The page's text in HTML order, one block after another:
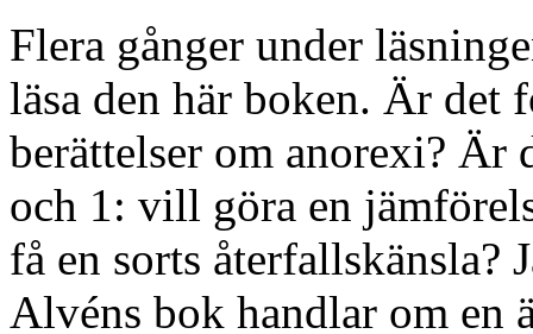
Flera gånger under
läsa den här boken. Är det
berättelser om anorexi?
och 1: vill göra en
få en sorts återfallskänsla?
Alvéns bok handlar om en